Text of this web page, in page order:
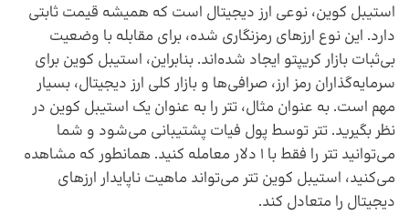
استیبل کوین، نوعی ارز دیجیتال است که همیشه قیمت ثابتی
دارد. این نوع ارزهای رمزنگاری شده، برای مقابله با وضعیت
بی‌ثبات بازار کریپتو ایجاد شده‌اند. بنابراین، استیبل کوین برای
سرمایه‌گذاران رمز ارز، صرافی‌ها و بازار کلی ارز دیجیتال، بسیار
مهم است. به عنوان مثال، تتر را به عنوان یک استیبل کوین در
نظر بگیرید. تتر توسط پول فیات پشتیبانی می‌شود و شما
می‌توانید تتر را فقط با 1 دلار معامله کنید. همانطور که مشاهده
می‌کنید، استیبل کوین تتر می‌تواند ماهیت ناپایدار ارزهای
دیجیتال را متعادل کند.